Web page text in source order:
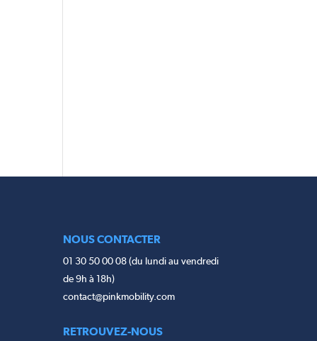
NOUS CONTACTER
01 30 50 00 08 (du lundi au vendredi
de 9h à 18h)
contact@pinkmobility.com
RETROUVEZ-NOUS